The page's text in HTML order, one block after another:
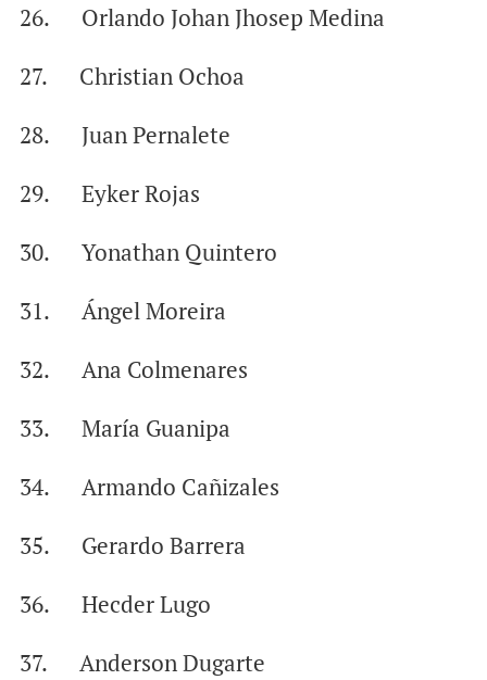
26. Orlando Johan Jhosep Medina
27. Christian Ochoa
28. Juan Pernalete
29. Eyker Rojas
30. Yonathan Quintero
31. Ángel Moreira
32. Ana Colmenares
33. María Guanipa
34. Armando Cañizales
35. Gerardo Barrera
36. Hecder Lugo
37. Anderson Dugarte